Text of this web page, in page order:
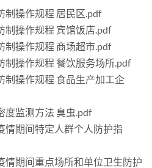
制操作规程 居民区.pdf
制操作规程 宾馆饭店.pdf
制操作规程 商场超市.pdf
制操作规程 餐饮服务场所.pdf
制操作规程 食品生产加工企
度监测方法 臭虫.pdf
情期间特定人群个人防护指
情期间重点场所和单位卫生防护